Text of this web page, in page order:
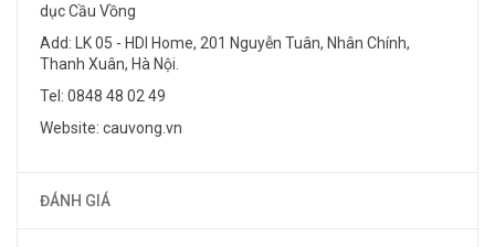
dục Cầu Vồng
Add: LK 05 - HDI Home, 201 Nguyễn Tuân, Nhân Chính,
Thanh Xuân, Hà Nội.
Tel: 0848 48 02 49
Website: cauvong.vn
ĐÁNH GIÁ